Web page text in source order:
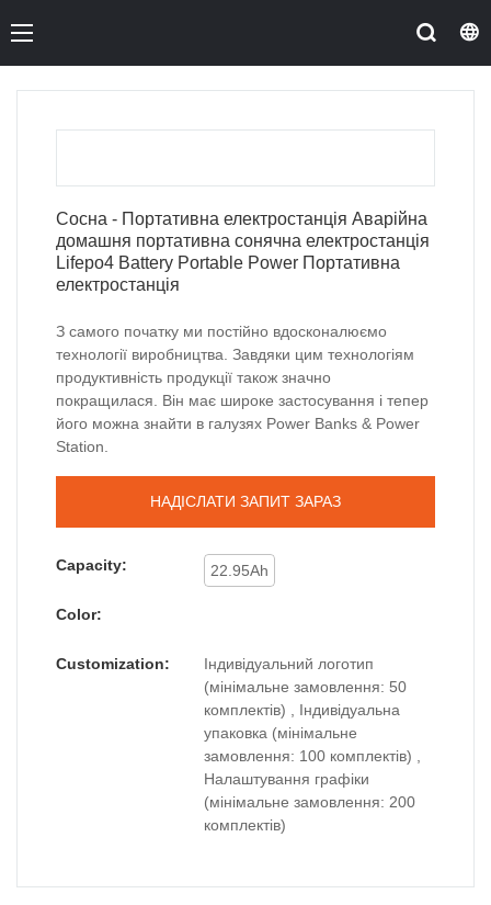
Сосна - Портативна електростанція Аварійна
домашня портативна сонячна електростанція
Lifepo4 Battery Portable Power Портативна
електростанція
З самого початку ми постійно вдосконалюємо
технології виробництва. Завдяки цим технологіям
продуктивність продукції також значно
покращилася. Він має широке застосування і тепер
його можна знайти в галузях Power Banks & Power
Station.
НАДІСЛАТИ ЗАПИТ ЗАРАЗ
Capacity: 22.95Ah
Color:
Customization:
Індивідуальний логотип
(мінімальне замовлення: 50
комплектів) , Індивідуальна
упаковка (мінімальне
замовлення: 100 комплектів) ,
Налаштування графіки
(мінімальне замовлення: 200
комплектів)